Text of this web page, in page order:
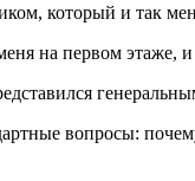
который и так
на первом этаже,
вопросы: